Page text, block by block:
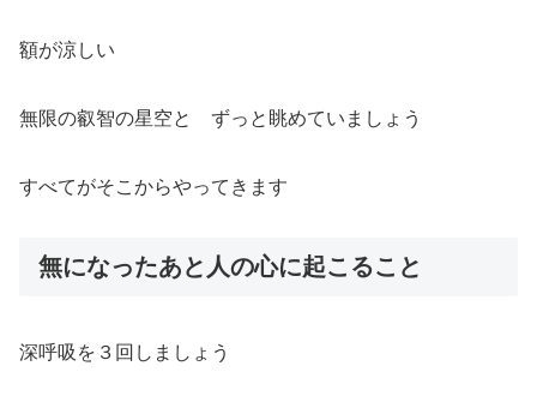
額が涼しい
無限の叡智の星空と ずっと眺めていましょう
すべてがそこからやってきます
無になったあと人の心に起こること
深呼吸を３回しましょう